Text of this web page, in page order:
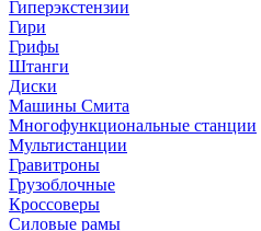
Гиперэкстензии
Гири
Грифы
Штанги
Диски
Машины Смита
Многофункциональные станции
Мультистанции
Гравитроны
Грузоблочные
Кроссоверы
Силовые рамы